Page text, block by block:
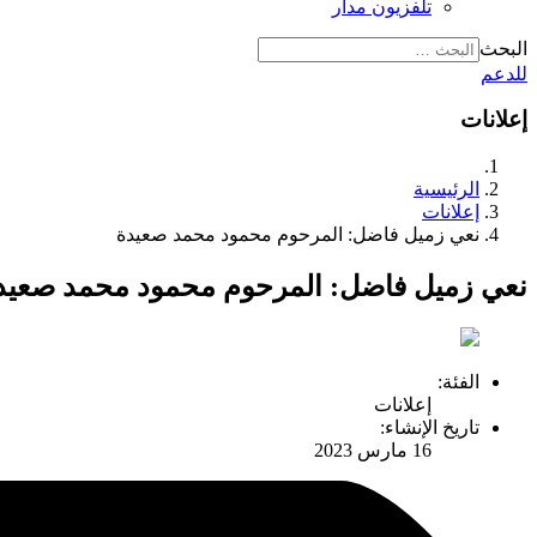
تلفزيون مدار
البحث
للدعم
إعلانات
الرئيسية
إعلانات
نعي زميل فاضل: المرحوم محمود محمد صعيدة
نعي زميل فاضل: المرحوم محمود محمد
الفئة:
إعلانات
تاريخ الإنشاء:
16 مارس 2023